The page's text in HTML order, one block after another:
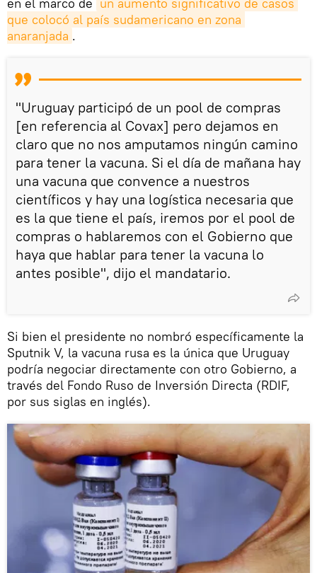
en el marco de un aumento significativo de casos
que colocó al país sudamericano en zona
anaranjada .
"Uruguay participó de un pool de compras
[en referencia al Covax] pero dejamos en
claro que no nos amputamos ningún camino
para tener la vacuna. Si el día de mañana hay
una vacuna que convence a nuestros
científicos y hay una logística necesaria que
es la que tiene el país, iremos por el pool de
compras o hablaremos con el Gobierno que
haya que hablar para tener la vacuna lo
antes posible", dijo el mandatario.
Si bien el presidente no nombró específicamente la
Sputnik V, la vacuna rusa es la única que Uruguay
podría negociar directamente con otro Gobierno, a
través del Fondo Ruso de Inversión Directa (RDIF,
por sus siglas en inglés).